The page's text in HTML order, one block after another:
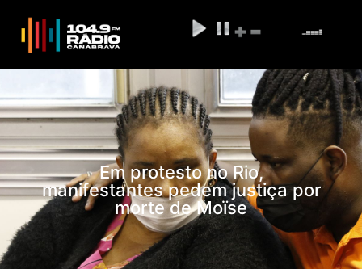
Em protesto no Rio,
manifestantes pedem justiça por
morte de Moïse